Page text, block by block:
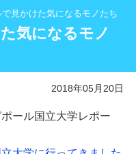
見かけた気になるモノたち
気になるモノ
2018年05月20日
ール国立大学レポー